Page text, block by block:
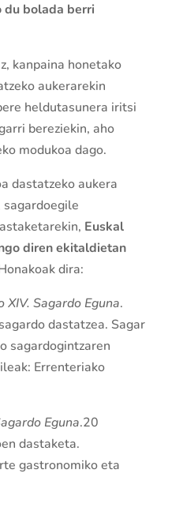
du bolada berri
kanpaina honetako
aukerarekin
heldutasunera iritsi
bereziekin, aho
modukoa dago.
dastatzeko aukera
sagardoegile
Euskal
diren ekitaldietan
dira:
XIV. Sagardo Eguna.
dastatzea. Sagar
sagardogintzaren
Errenteriako
Eguna.20
dastaketa.
gastronomiko eta